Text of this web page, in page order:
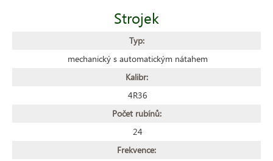
Strojek
Typ:
mechanický s automatickým nátahem
Kalibr:
4R36
Počet rubínů:
24
Frekvence: